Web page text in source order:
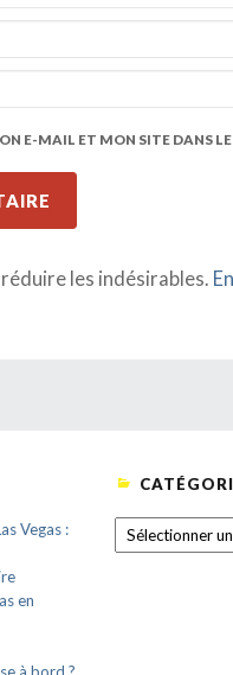
E-MAIL ET MON SITE DANS
les indésirables.
Vegas :
en
CATÉGORIES